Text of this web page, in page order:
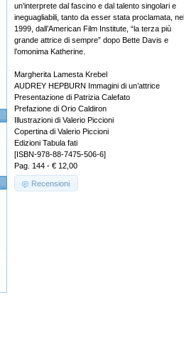
un’interprete dal fascino e dal talento singolari e
ineguagliabili, tanto da esser stata proclamata, nel
1999, dall’American Film Institute, “la terza più
grande attrice di sempre” dopo Bette Davis e
l’omonima Katherine.
Margherita Lamesta Krebel
AUDREY HEPBURN Immagini di un’attrice
Presentazione di Patrizia Calefato
Prefazione di Orio Caldiron
Illustrazioni di Valerio Piccioni
Copertina di Valerio Piccioni
Edizioni Tabula fati
[ISBN-978-88-7475-506-6]
Pag. 144 - € 12,00
Recensioni